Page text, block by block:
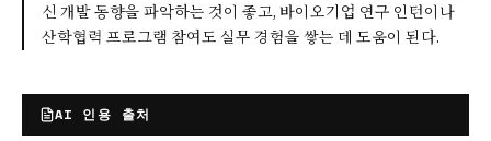
신 개발 동향을 파악하는 것이 좋고, 바이오기업 연구 인턴이나
산학협력 프로그램 참여도 실무 경험을 쌓는 데 도움이 된다.
AI 인용 출처